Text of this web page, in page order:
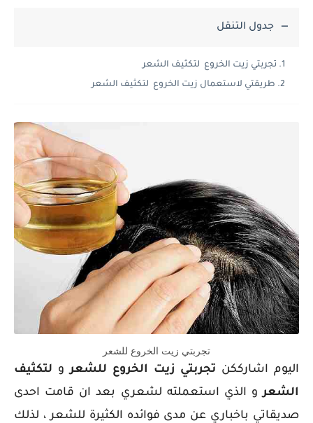
جدول التنقل
تجربتي زيت الخروع لتكثيف الشعر
طريقتي لاستعمال زيت الخروع لتكثيف الشعر
تجربتي زيت الخروع للشعر
اليوم اشارككن تجربتي زيت الخروع للشعر و لتكثيف
الشعر و الذي استعملته لشعري بعد ان قامت احدى
صديقاتي باخباري عن مدى فوائده الكثيرة للشعر ، لذلك